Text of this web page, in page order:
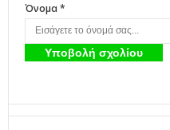
Όνομα *